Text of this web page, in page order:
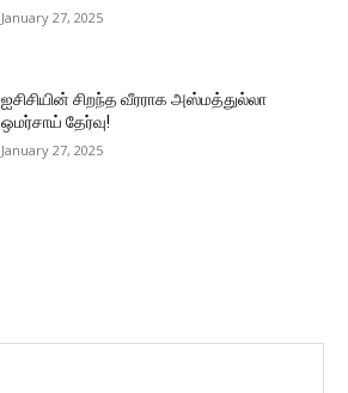
January 27, 2025
ஐசிசியின் சிறந்த வீரராக அஸ்மத்துல்லா
ஒமர்சாய் தேர்வு!
January 27, 2025